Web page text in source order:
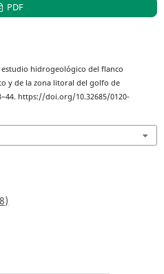
PDF
estudio hidrogeológico del flanco
y de la zona litoral del golfo de
https://doi.org/10.32685/0120-